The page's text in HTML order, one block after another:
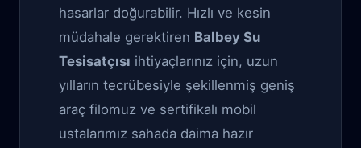
hasarlar doğurabilir. Hızlı ve kesin
müdahale gerektiren Balbey Su
Tesisatçısı ihtiyaçlarınız için, uzun
yılların tecrübesiyle şekillenmiş geniş
araç filomuz ve sertifikalı mobil
ustalarımız sahada daima hazır